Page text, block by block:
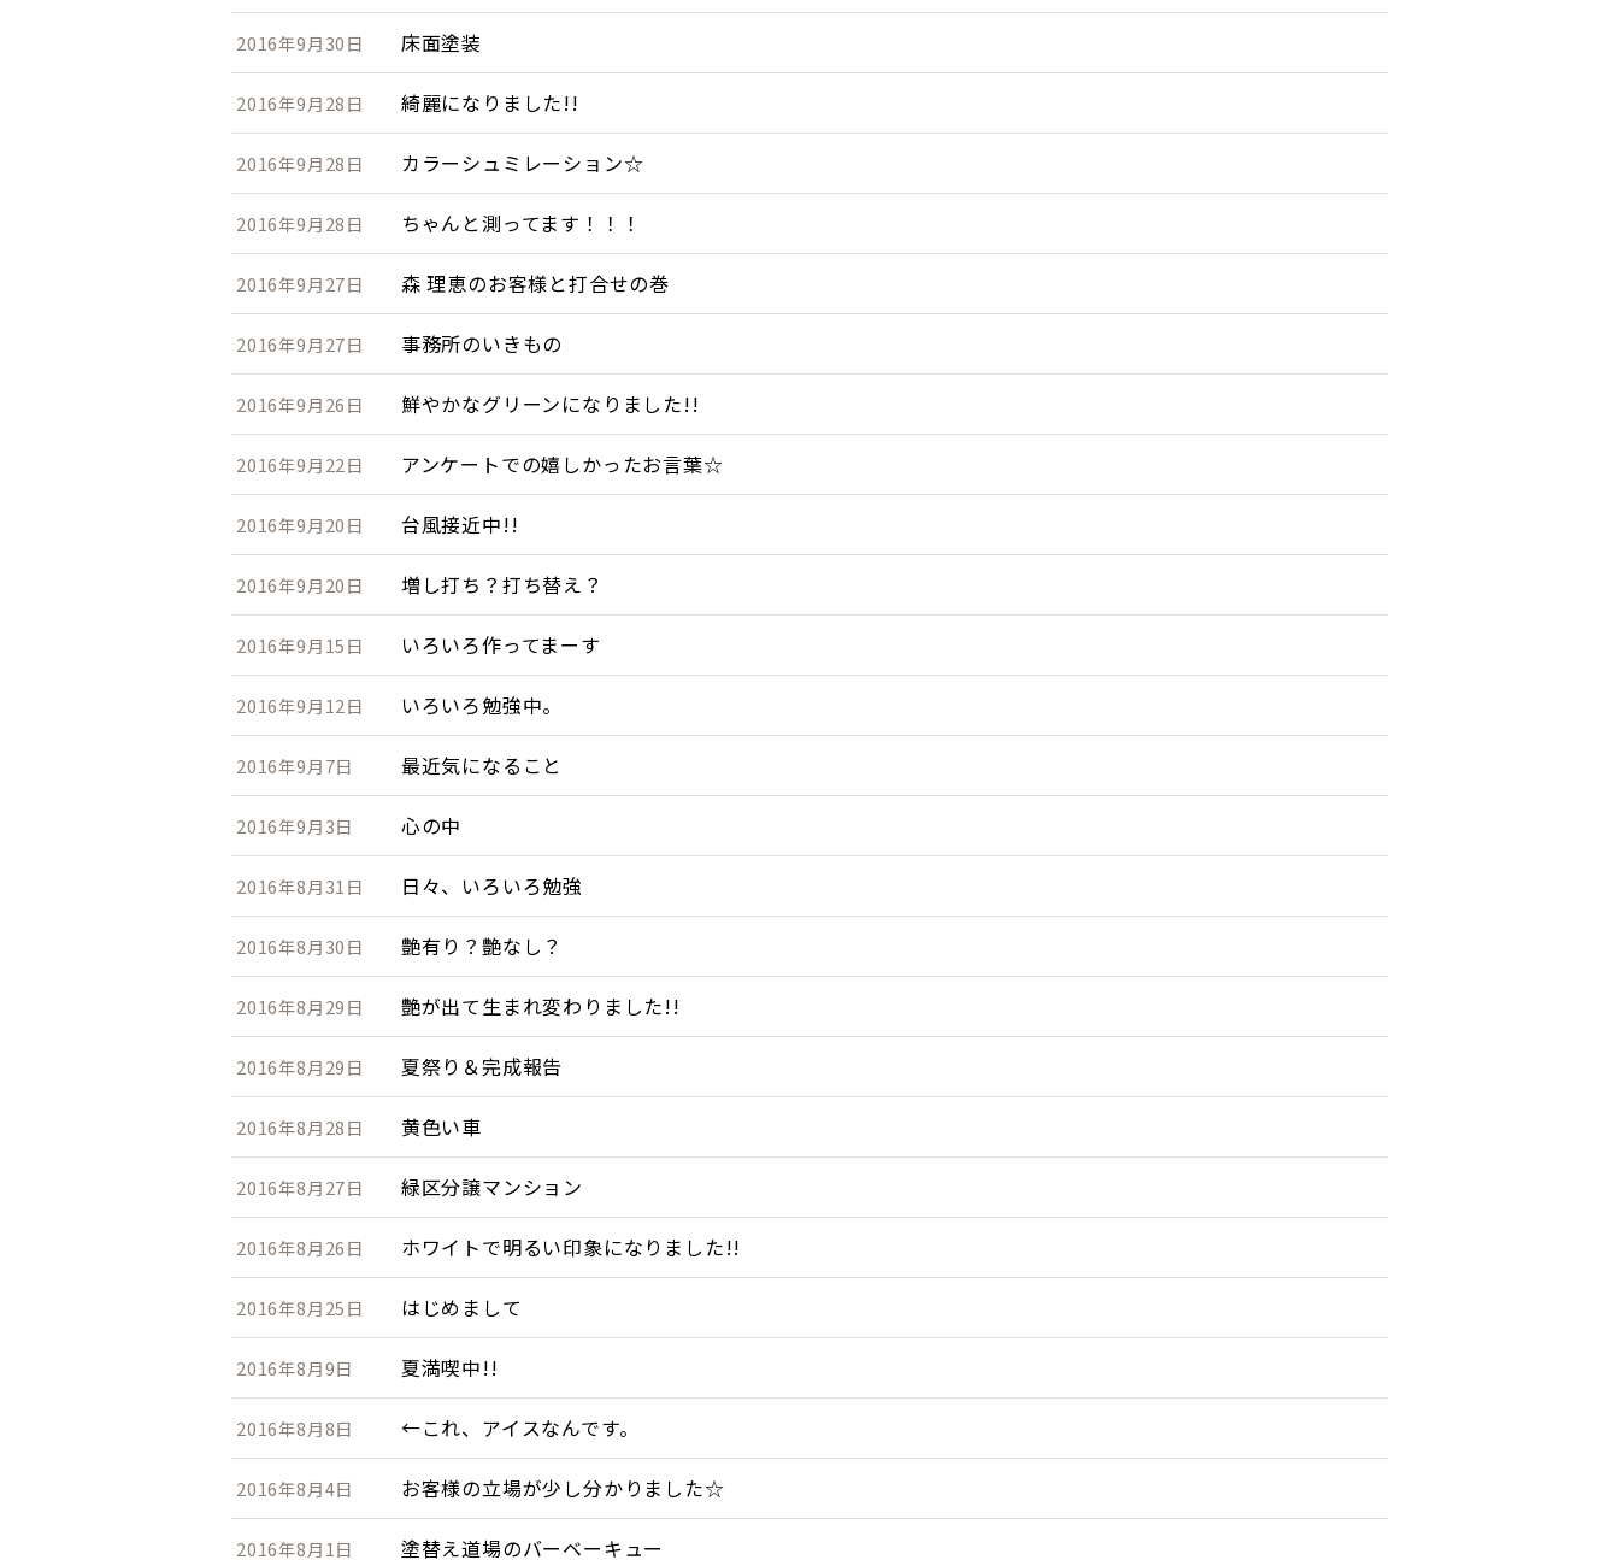
2016年9月30日 床面塗装
2016年9月28日 綺麗になりました!!
2016年9月28日 カラーシュミレーション☆
2016年9月28日 ちゃんと測ってます！！！
2016年9月27日 森 理恵のお客様と打合せの巻
2016年9月27日 事務所のいきもの
2016年9月26日 鮮やかなグリーンになりました!!
2016年9月22日 アンケートでの嬉しかったお言葉☆
2016年9月20日 台風接近中!!
2016年9月20日 増し打ち？打ち替え？
2016年9月15日 いろいろ作ってまーす
2016年9月12日 いろいろ勉強中。
2016年9月7日 最近気になること
2016年9月3日 心の中
2016年8月31日 日々、いろいろ勉強
2016年8月30日 艶有り？艶なし？
2016年8月29日 艶が出て生まれ変わりました!!
2016年8月29日 夏祭り＆完成報告
2016年8月28日 黄色い車
2016年8月27日 緑区分譲マンション
2016年8月26日 ホワイトで明るい印象になりました!!
2016年8月25日 はじめまして
2016年8月9日 夏満喫中!!
2016年8月8日 ←これ、アイスなんです。
2016年8月4日 お客様の立場が少し分かりました☆
2016年8月1日 塗替え道場のバーベーキュー